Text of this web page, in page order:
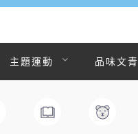
主題運動 品味文青